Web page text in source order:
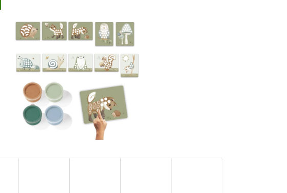
SILIKONOVÁ VODNÍ BOMBA -
ORANŽOVÁ (ZNOVUPOUŽITELNÁ)|
MÁMY V REJŽI
55 Kč